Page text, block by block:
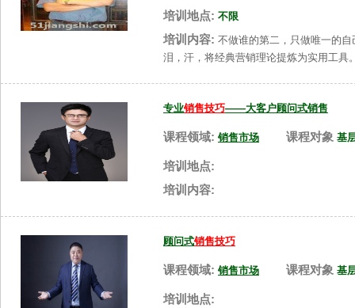
培训地点: 不限
培训内容: 不做谁的第二，只做唯一的
泪，汗，将经典营销理论提炼为实用工
专业销售技巧——大客户顾问式销售
课程领域: 销售市场 课程对象 基
培训地点:
培训内容:
顾问式销售技巧
课程领域: 销售市场 课程对象 基
培训地点: